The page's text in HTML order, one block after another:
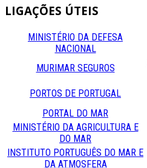
LIGAÇÕES ÚTEIS
MINISTÉRIO DA DEFESA
NACIONAL
MURIMAR SEGUROS
PORTOS DE PORTUGAL
PORTAL DO MAR
MINISTÉRIO DA AGRICULTURA E
DO MAR
INSTITUTO PORTUGUÊS DO MAR E
DA ATMOSFERA